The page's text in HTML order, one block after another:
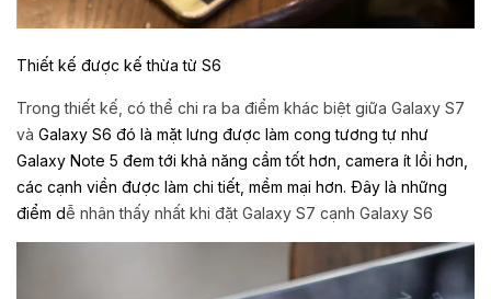
Thiết kế được kế thừa từ S6
Trong thiết kế, có thể chi ra ba điểm khác biệt giữa Galaxy S7
và Galaxy S6 đó là mặt lưng được làm cong tương tự như
Galaxy Note 5 đem tới khả năng cầm tốt hơn, camera ít lồi hơn,
các cạnh viền được làm chi tiết, mềm mại hơn. Đây là những
điểm dễ nhân thấy nhất khi đặt Galaxy S7 cạnh Galaxy S6